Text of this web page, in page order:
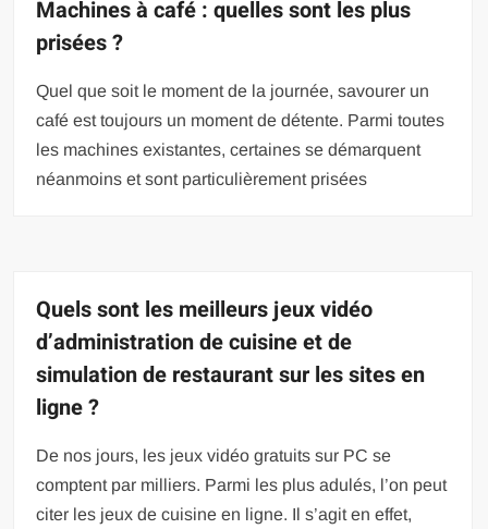
Machines à café : quelles sont les plus
prisées ?
Quel que soit le moment de la journée, savourer un
café est toujours un moment de détente. Parmi toutes
les machines existantes, certaines se démarquent
néanmoins et sont particulièrement prisées
Quels sont les meilleurs jeux vidéo
d’administration de cuisine et de
simulation de restaurant sur les sites en
ligne ?
De nos jours, les jeux vidéo gratuits sur PC se
comptent par milliers. Parmi les plus adulés, l’on peut
citer les jeux de cuisine en ligne. Il s’agit en effet,